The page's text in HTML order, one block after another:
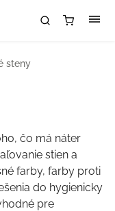
steny
čo má náter
stien a
farby, farby proti
do hygienicky
pre